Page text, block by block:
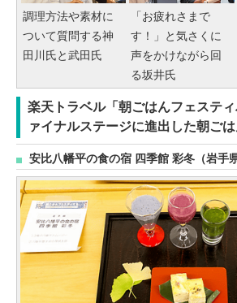
調理方法や素材に
ついて質問する神
田川氏と武田氏
「お疲れさまで
す！」と気さくに
声をかけながら回
る坂井氏
楽天トラベル「朝ごはんフェステ
ァイナルステージに進出した朝ご
安比八幡平の食の宿 四季館 彩冬（岩手県